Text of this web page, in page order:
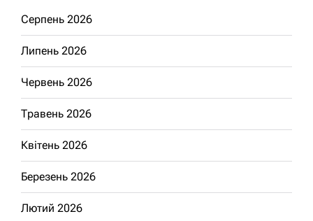
Серпень 2026
Липень 2026
Червень 2026
Травень 2026
Квітень 2026
Березень 2026
Лютий 2026